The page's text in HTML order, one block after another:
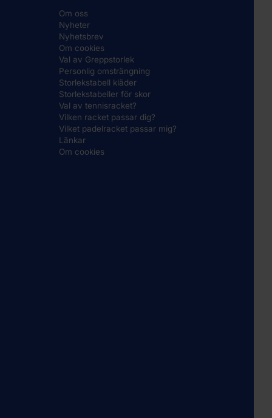
Om oss
Nyheter
Nyhetsbrev
Om cookies
Val av Greppstorlek
Personlig omsträngning
Storlekstabell kläder
Storlekstabeller för skor
Val av tennisracket?
Vilken racket passar dig?
Vilket padelracket passar mig?
Länkar
Om cookies